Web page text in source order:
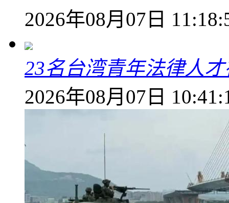
2026年08月07日
23名台湾青年法律人
2026年08月07日